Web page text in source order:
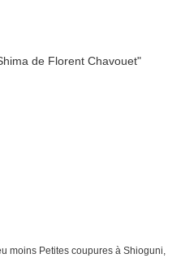
moins Petites coupures à Shioguni,